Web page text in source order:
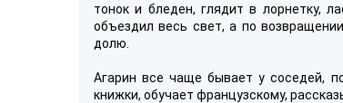
тонок и бледен, глядит в лорнетку,
объездил весь свет, а по
долю.
Агарин все чаще бывает у соседей,
книжки, обучает французскому,